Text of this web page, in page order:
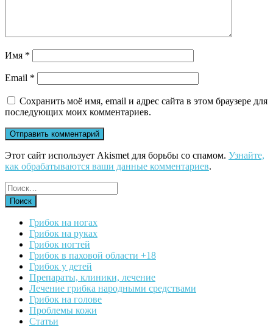
Имя *
Email *
Сохранить моё имя, email и адрес сайта в этом браузере для
последующих моих комментариев.
Этот сайт использует Akismet для борьбы со спамом. Узнайте,
как обрабатываются ваши данные комментариев.
Грибок на ногах
Грибок на руках
Грибок ногтей
Грибок в паховой области +18
Грибок у детей
Препараты, клиники, лечение
Лечение грибка народными средствами
Грибок на голове
Проблемы кожи
Статьи